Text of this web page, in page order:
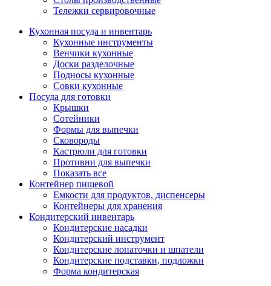
Тележки сервировочные
Кухонная посуда и инвентарь
Кухонные инструменты
Венчики кухонные
Доски разделочные
Подносы кухонные
Совки кухонные
Посуда для готовки
Крышки
Сотейники
Формы для выпечки
Сковороды
Кастрюли для готовки
Противни для выпечки
Показать все
Контейнер пищевой
Емкости для продуктов, диспенсеры
Контейнеры для хранения
Кондитерский инвентарь
Кондитерские насадки
Кондитерский инструмент
Кондитерские лопаточки и шпатели
Кондитерские подставки, подложки
Форма кондитерская